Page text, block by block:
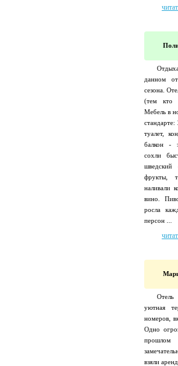
данном
сезона.
(тем кто
Мебель в
стандарте:
туалет,
балкон -
сохли
шведский
фрукты,
наливали
вино.
росла
персон ...
уютная
номеров,
Одно
взяли